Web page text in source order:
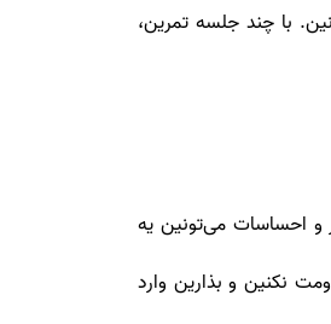
با چند جلسه تمرین،
و احساسات می‌تونین یه
نکنین و بذارین وارد